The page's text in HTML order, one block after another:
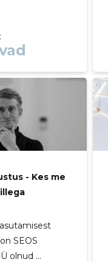
- Kes me
SEOS
olnud ...